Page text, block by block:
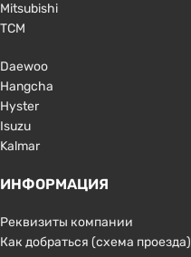
Mitsubishi
TCM
Daewoo
Hangcha
Hyster
Isuzu
Kalmar
ИНФОРМАЦИЯ
Реквизиты компании
Как добраться (схема проезда)